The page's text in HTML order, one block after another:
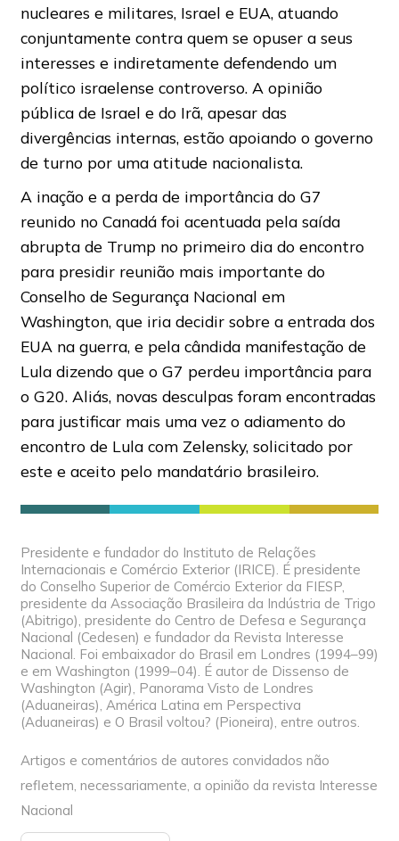
nucleares e militares, Israel e EUA, atuando
conjuntamente contra quem se opuser a seus
interesses e indiretamente defendendo um
político israelense controverso. A opinião
pública de Israel e do Irã, apesar das
divergências internas, estão apoiando o governo
de turno por uma atitude nacionalista.
A inação e a perda de importância do G7
reunido no Canadá foi acentuada pela saída
abrupta de Trump no primeiro dia do encontro
para presidir reunião mais importante do
Conselho de Segurança Nacional em
Washington, que iria decidir sobre a entrada dos
EUA na guerra, e pela cândida manifestação de
Lula dizendo que o G7 perdeu importância para
o G20. Aliás, novas desculpas foram encontradas
para justificar mais uma vez o adiamento do
encontro de Lula com Zelensky, solicitado por
este e aceito pelo mandatário brasileiro.
Presidente e fundador do Instituto de Relações
Internacionais e Comércio Exterior (IRICE). É presidente
do Conselho Superior de Comércio Exterior da FIESP,
presidente da Associação Brasileira da Indústria de Trigo
(Abitrigo), presidente do Centro de Defesa e Segurança
Nacional (Cedesen) e fundador da Revista Interesse
Nacional. Foi embaixador do Brasil em Londres (1994–99)
e em Washington (1999–04). É autor de Dissenso de
Washington (Agir), Panorama Visto de Londres
(Aduaneiras), América Latina em Perspectiva
(Aduaneiras) e O Brasil voltou? (Pioneira), entre outros.
Artigos e comentários de autores convidados não
refletem, necessariamente, a opinião da revista Interesse
Nacional